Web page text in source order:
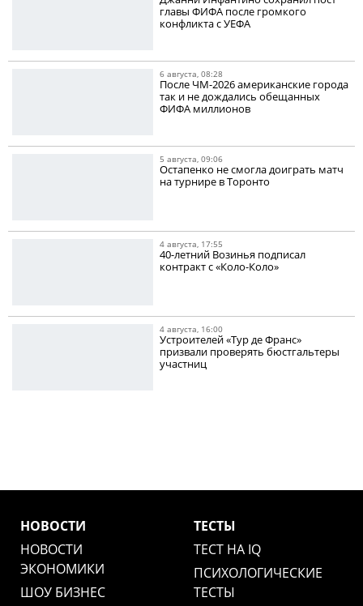
главы ФИФА после громкого
конфликта с УЕФА
6 августа, 08:28
После ЧМ-2026 американские города
так и не дождались обещанных
ФИФА миллионов
5 августа, 09:06
Остапенко не смогла доиграть матч
на турнире в Торонто
4 августа, 17:55
40-летний Возинья подписал
контракт с «Коло-Коло»
4 августа, 16:00
Устроителей «Тур де Франс»
призвали проверять бюстгальтеры
участниц
НОВОСТИ
НОВОСТИ
ЭКОНОМИКИ
ШОУ БИЗНЕС
ТЕСТЫ
ТЕСТ НА IQ
ПСИХОЛОГИЧЕСКИЕ
ТЕСТЫ